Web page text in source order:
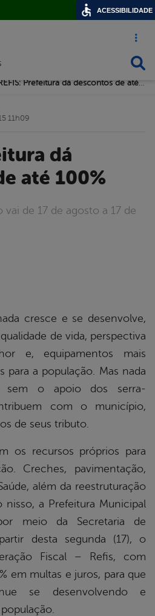
Acesso
REFIS: Prefeitura dá descontos de até 100%
até 100%
11h09
cresce e se desenvolve,
de vida, perspectiva
e, equipamentos mais
para a população. Mas nada
sem o apoio dos serra-
com o município,
de seus tributo.
os recursos próprios para
Creches, pavimentação,
além da reestruturação
nisso, a Prefeitura Municipal
meio da Secretaria de
desta segunda (17), o
Fiscal – Refis, com
em multas e juros, para que
se desenvolvendo e
ACESSIBILIDADE